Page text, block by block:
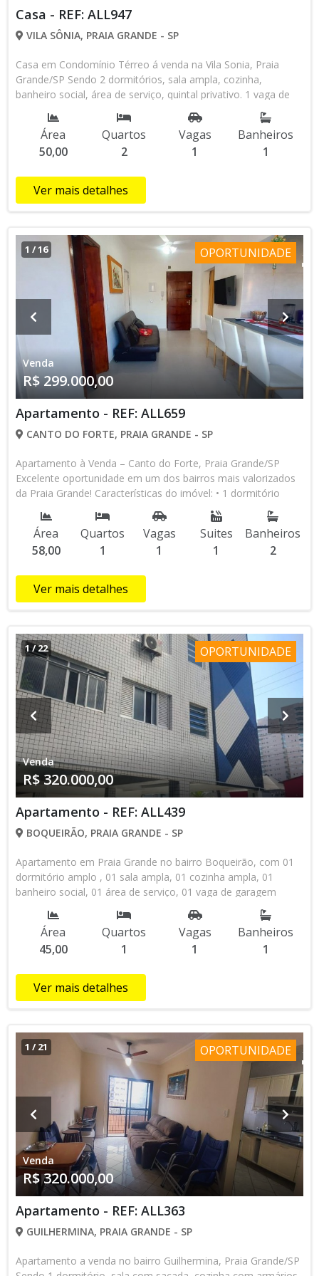
Casa - REF: ALL947
VILA SÔNIA, PRAIA GRANDE - SP
Casa em Condomínio Térreo á venda na Vila Sonia, Praia
Grande/SP Sendo 2 dormitórios, sala ampla, cozinha,
banheiro social, área de serviço, quintal privativo. 1 vaga de
garagem coberta, sem cobrança de condominio. Localizado
perto dos Supermercados Nagumo e Zero Hora, Oggi
Sorveteria, espaço multiuso Vila Sonia, escolas, comércio em
geral .... Condição de Pagamento: Á Vista ou Financiamento
corretores ou agende sua visita através do WhatsApp (13)
98145-4443 . Venha conhecer a nossa loja que está localizada
alteração sem aviso prévio.*Consulte-nos sobre
disponibilidade do imóvel.*
Área
50,00
Quartos
2
Vagas
1
Banheiros
1
Ver mais detalhes
1 /16 OPORTUNIDADE
Venda
R$ 299.000,00
Apartamento - REF: ALL659
CANTO DO FORTE, PRAIA GRANDE - SP
Apartamento à Venda – Canto do Forte, Praia Grande/SP
Excelente oportunidade em um dos bairros mais valorizados
da Praia Grande! Características do imóvel: • 1 dormitório
sendo 1 suíte • Sala com sacada • Cozinha americana •
Banheiro social • Área de serviço • Cômodo multiuso (home
office, depósito ou closet) • Reformado e mobiliado (TV será
retirada e objetos pessoais) • 1 vaga de garagem • Prédio de
metros da praia, próximo ao Forte do Itaipu, mercados,
escolas e amplo comércio local. Região segura, tranquila e
Entre em contato com um de nossos corretores ou agende
sua visita pelo WhatsApp: (13) 98145-4443. Visite nossa loja:
Av. Pres. Castelo Branco, nº 388 – Canto do Forte Praia
Grande/SP – CEP: 11700-800 Valores e condições podem ser
alterados sem aviso prévio. Consulte a disponibilidade do
imóvel.
Área
58,00
Quartos
1
Vagas
1
Suites
1
Banheiros
2
Ver mais detalhes
1/22 OPORTUNIDADE
Venda
R$ 320.000,00
Apartamento - REF: ALL439
BOQUEIRÃO, PRAIA GRANDE - SP
Apartamento em Praia Grande no bairro Boqueirão, com 01
dormitório amplo , 01 sala ampla, 01 cozinha ampla, 01
banheiro social, 01 área de serviço, 01 vaga de garagem
coletiva, portaria 24 horas, 100 metros da Praia, excelente
oportunidade, não perca tempo, agende uma visita com um
dos nossos corretores!
Área
45,00
Quartos
1
Vagas
1
Banheiros
1
Ver mais detalhes
1 /21 OPORTUNIDADE
Venda
R$ 320.000,00
Apartamento - REF: ALL363
GUILHERMINA, PRAIA GRANDE - SP
Apartamento a venda no bairro Guilhermina, Praia Grande/SP